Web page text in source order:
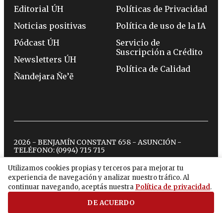
Utilizamos cookies propias y terceros para mejorar tu
experiencia de navegación y analizar nuestro tráfico. Al
continuar navegando, aceptás nuestra Política de privacidad.
DE ACUERDO
Editorial ÚH
Noticias positivas
Pódcast ÚH
Newsletters ÚH
Ñandejara Ñe’ẽ
Políticas de Privacidad
Política de uso de la IA
Servicio de
Suscripción a Crédito
Política de Calidad
2026 - BENJAMÍN CONSTANT 658 - ASUNCIÓN -
TELÉFONO: (0994) 715 715
twitterinstagram
facebook
tiktokyoutubespotify